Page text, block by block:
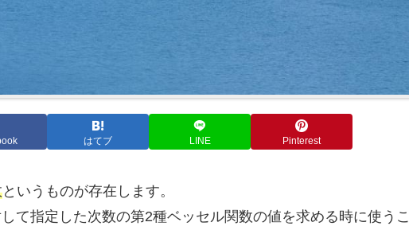
はてブ LINE Pinterest
というものが存在します。
て指定した次数の第2種ベッセル関数の値を求める時に使うこ